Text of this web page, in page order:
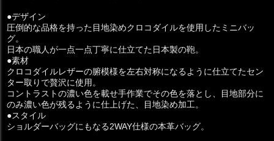
●デザイン
圧倒的な品格を持った目地染めクロコダイルを使用したミニバッ
グ。
日本の職人が一点一点丁寧に仕立てた日本製の鞄。
●素材
クロコダイルレザーの腑模様を左右対称になるように仕立てたセン
ター取りで贅沢に使用。
コントラストの濃い色を載せ手作業でその色を落とし、目地部分に
のみ濃い色が残るように仕上げた、目地染め加工。
●スタイル
ショルダーバッグにもなる2WAY仕様の本革バッグ。